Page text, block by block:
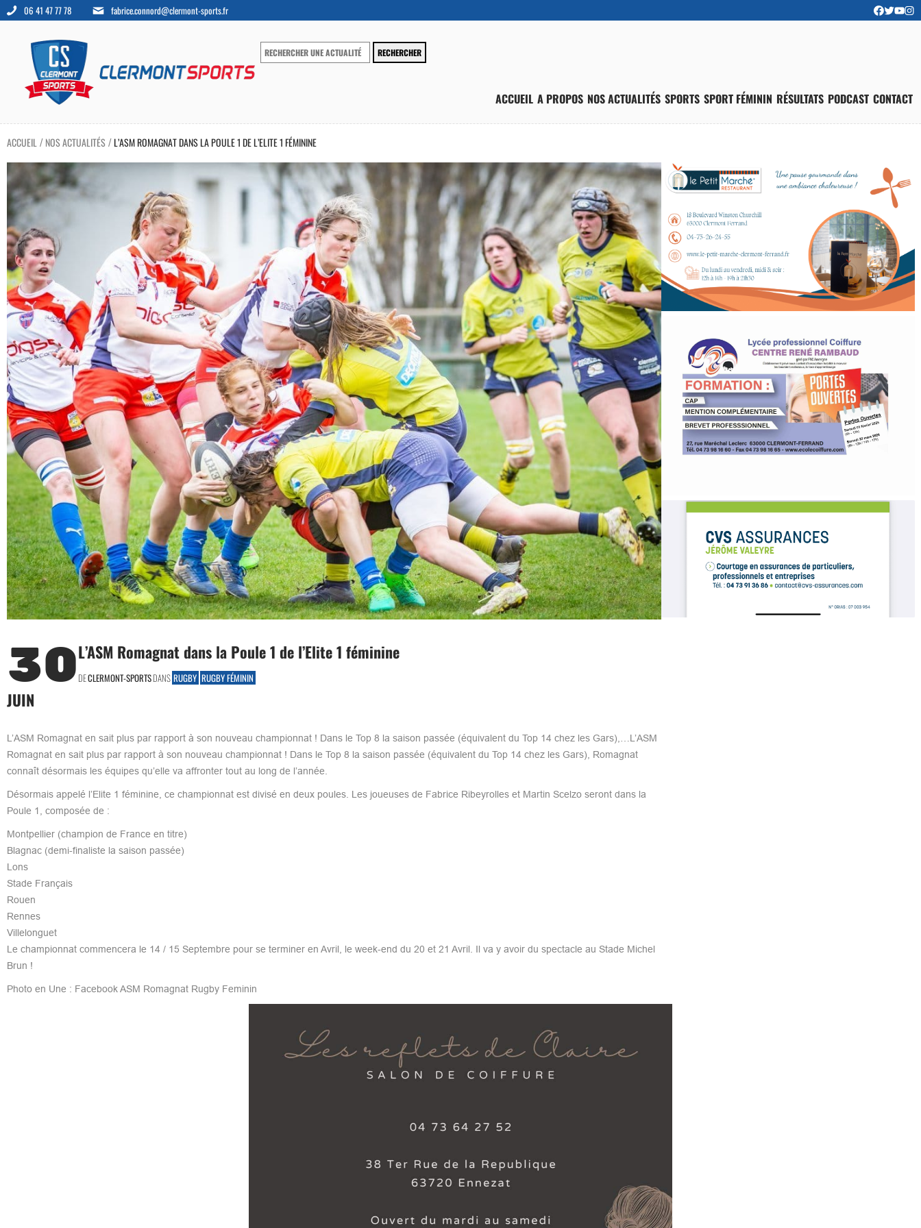
06 41 47 77 78 fabrice.connord@clermont-sports.fr
ACCUEIL A PROPOS NOS ACTUALITÉS SPORTS SPORT FÉMININ RÉSULTATS PODCAST CONTACT
ACCUEIL / NOS ACTUALITÉS/L’ASM ROMAGNAT DANS LA POULE 1 DE L’ELITE 1 FÉMININE
30
JUIN
L’ASM Romagnat dans la Poule 1 de l’Elite 1 féminine
DECLERMONT-SPORTSDANS RUGBY RUGBY FÉMININ
L’ASM Romagnat en sait plus par rapport à son nouveau championnat ! Dans le Top 8 la saison passée (équivalent du Top 14 chez les Gars),…L’ASM
Romagnat en sait plus par rapport à son nouveau championnat ! Dans le Top 8 la saison passée (équivalent du Top 14 chez les Gars), Romagnat
connaît désormais les équipes qu’elle va affronter tout au long de l’année.
Désormais appelé l’Elite 1 féminine, ce championnat est divisé en deux poules. Les joueuses de Fabrice Ribeyrolles et Martin Scelzo seront dans la
Poule 1, composée de :
Montpellier (champion de France en titre)
Blagnac (demi-finaliste la saison passée)
Lons
Stade Français
Rouen
Rennes
Villelonguet
Le championnat commencera le 14 / 15 Septembre pour se terminer en Avril, le week-end du 20 et 21 Avril. Il va y avoir du spectacle au Stade Michel
Brun !
Photo en Une : Facebook ASM Romagnat Rugby Feminin